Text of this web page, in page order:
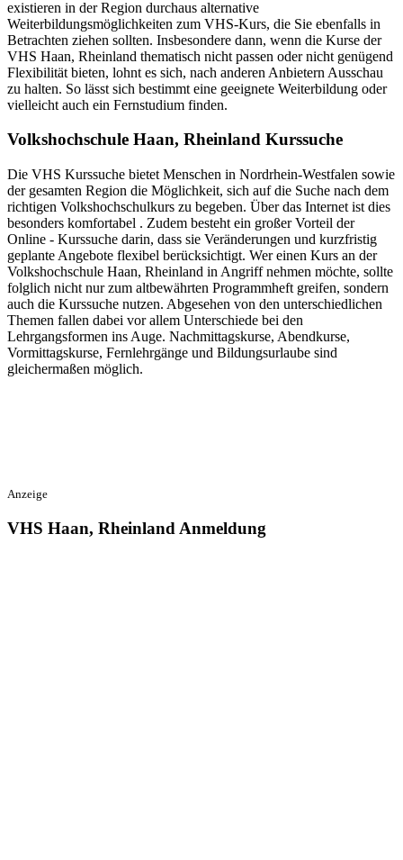
existieren in der Region durchaus alternative
Weiterbildungsmöglichkeiten zum VHS-Kurs, die Sie ebenfalls in
Betrachten ziehen sollten. Insbesondere dann, wenn die Kurse der
VHS Haan, Rheinland thematisch nicht passen oder nicht genügend
Flexibilität bieten, lohnt es sich, nach anderen Anbietern Ausschau
zu halten. So lässt sich bestimmt eine geeignete Weiterbildung oder
vielleicht auch ein Fernstudium finden.
Volkshochschule Haan, Rheinland Kurssuche
Die VHS Kurssuche bietet Menschen in Nordrhein-Westfalen sowie
der gesamten Region die Möglichkeit, sich auf die Suche nach dem
richtigen Volkshochschulkurs zu begeben. Über das Internet ist dies
besonders komfortabel . Zudem besteht ein großer Vorteil der
Online - Kurssuche darin, dass sie Veränderungen und kurzfristig
geplante Angebote flexibel berücksichtigt. Wer einen Kurs an der
Volkshochschule Haan, Rheinland in Angriff nehmen möchte, sollte
folglich nicht nur zum altbewährten Programmheft greifen, sondern
auch die Kurssuche nutzen. Abgesehen von den unterschiedlichen
Themen fallen dabei vor allem Unterschiede bei den
Lehrgangsformen ins Auge. Nachmittagskurse, Abendkurse,
Vormittagskurse, Fernlehrgänge und Bildungsurlaube sind
gleichermaßen möglich.
Anzeige
VHS Haan, Rheinland Anmeldung